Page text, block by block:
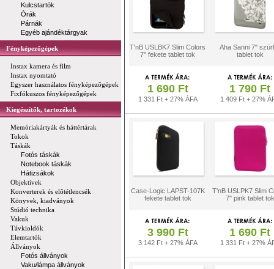
Kulcstartók
Órák
Párnák
Egyéb ajándéktárgyak
Fényképezőgépek
Instax kamera és film
Instax nyomtató
Egyszer használatos fényképezőgépek
Fixfókuszos fényképezőgépek
Kiegészítők, tartozékok
Memóriakártyák és háttértárak
Tokok
Táskák
Fotós táskák
Notebook táskák
Hátizsákok
Objektívek
Konverterek és előtétlencsék
Könyvek, kiadványok
Stúdió technika
Vakuk
Távkioldók
Elemtartók
Állványok
Fotós állványok
Vaku/lámpa állványok
T'nB USLBK7 Slim Colors
7'' fekete tablet tok
Aha Sanni 7"
tablet tok
1 690 Ft
1 331 Ft + 27% ÁFA
1 790 Ft
1 409 Ft + 27%
Case-Logic LAPST-107K
fekete tablet tok
T'nB USLPK7 Slim
7" pink tablet tok
3 990 Ft
3 142 Ft + 27% ÁFA
1 690 Ft
1 331 Ft + 27%